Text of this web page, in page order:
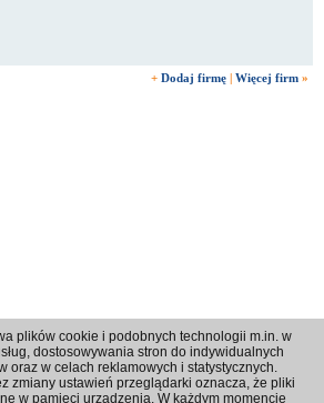
+ Dodaj firmę | Więcej firm »
prywatności|Reklama|Kontakt
plików cookie i podobnych technologii m.in. w
dostosowywania stron do indywidualnych
oraz w celach reklamowych i statystycznych.
zmiany ustawień przeglądarki oznacza, że pliki
w pamięci urzadzenia. W każdym momencie